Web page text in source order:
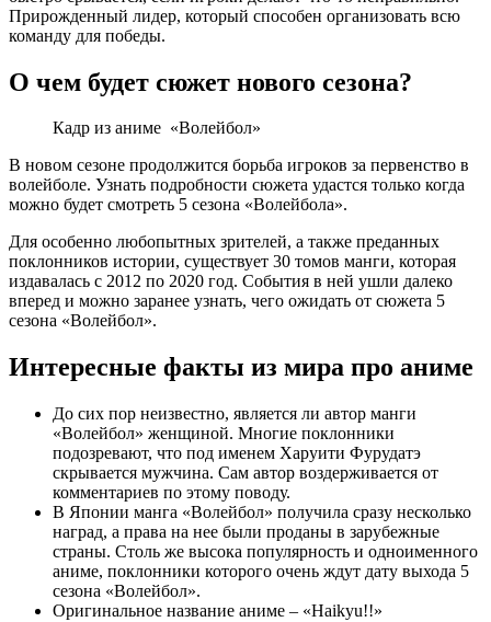
Прирожденный лидер, который способен организовать всю
команду для победы.
О чем будет сюжет нового сезона?
Кадр из аниме «Волейбол»
В новом сезоне продолжится борьба игроков за первенство в
волейболе. Узнать подробности сюжета удастся только когда
можно будет смотреть 5 сезона «Волейбола».
Для особенно любопытных зрителей, а также преданных
поклонников истории, существует 30 томов манги, которая
издавалась с 2012 по 2020 год. События в ней ушли далеко
вперед и можно заранее узнать, чего ожидать от сюжета 5
сезона «Волейбол».
Интересные факты из мира про аниме
До сих пор неизвестно, является ли автор манги
«Волейбол» женщиной. Многие поклонники
подозревают, что под именем Харуити Фурудатэ
скрывается мужчина. Сам автор воздерживается от
комментариев по этому поводу.
В Японии манга «Волейбол» получила сразу несколько
наград, а права на нее были проданы в зарубежные
страны. Столь же высока популярность и одноименного
аниме, поклонники которого очень ждут дату выхода 5
сезона «Волейбол».
Оригинальное название аниме – «Haikyu!!»